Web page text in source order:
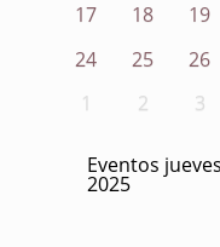
17
18 19
24
25 26
1
2 3
Eventos
2025